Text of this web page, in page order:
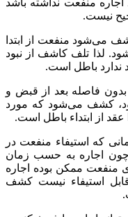
نیست.
می‌شود منفعت از ابتدا
لذا تلف کاشف از نبود
ندارد باطل است.
بدون فاصله بعد از قبض و
کشف می‌شود که مورد
عقد از ابتداء باطل است.
که استیفاء منفعت در
اجاره به حسب زمان
منفعت ممکن بوده اجاره
استیفاء نیست کشف